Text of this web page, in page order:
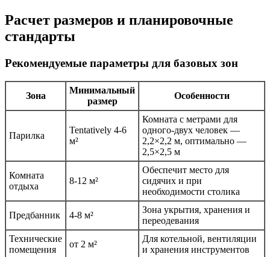
Расчет размеров и планировочные
стандарты
Рекомендуемые параметры для базовых зон
Зона
Минимальный
размер
Особенности
Парилка
Tentatively 4-6
м²
Комната с метрами для
одного-двух человек —
2,2×2,2 м, оптимально —
2,5×2,5 м
Комната
отдыха
8-12 м²
Обеспечит место для
сидячих и при
необходимости столика
Предбанник 4-8 м²
Зона укрытия, хранения и
переодевания
Технические
помещения
от 2 м²
Для котельной, вентиляции
и хранения инструментов